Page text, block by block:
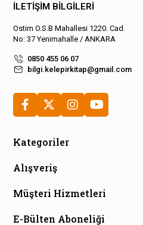
İLETİŞİM BİLGİLERİ
Ostim O.S.B Mahallesi 1220. Cad.
No: 37 Yenimahalle / ANKARA
0850 455 06 07
bilgi.kelepirkitap@gmail.com
Kategoriler
Alışveriş
Müşteri Hizmetleri
E-Bülten Aboneliği